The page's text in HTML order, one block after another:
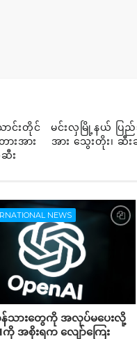
ာင်းတိုင်
းအား
း
မင်းလှမြို့နယ် ပြည်
အား သွေးတိုး၊ ဆီး
NEWS
သားတွေကို အလုပ်မပေးလို့
ကို အစိုးရက လျော်ကြေး